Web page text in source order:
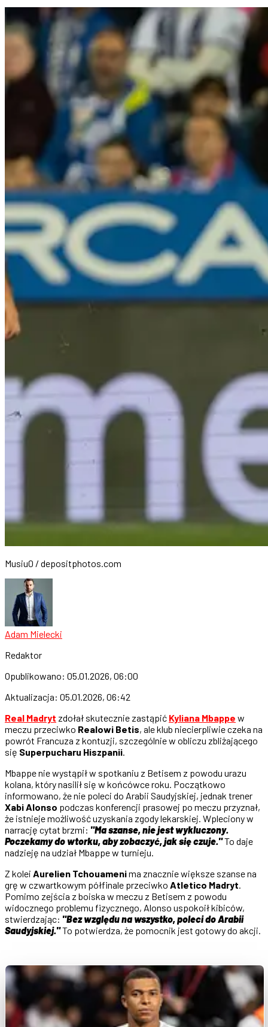
Musiu0 / depositphotos.com
Adam Mielecki
Redaktor
Opublikowano: 05.01.2026, 06:00
Aktualizacja: 05.01.2026, 06:42
Real Madryt zdołał skutecznie zastąpić Kyliana Mbappe w
meczu przeciwko Realowi Betis, ale klub niecierpliwie czeka na
powrót Francuza z kontuzji, szczególnie w obliczu zbliżającego
się Superpucharu Hiszpanii.
Mbappe nie wystąpił w spotkaniu z Betisem z powodu urazu
kolana, który nasilił się w końcówce roku. Początkowo
informowano, że nie poleci do Arabii Saudyjskiej, jednak trener
Xabi Alonso podczas konferencji prasowej po meczu przyznał,
że istnieje możliwość uzyskania zgody lekarskiej. Wpleciony w
narrację cytat brzmi: "Ma szanse, nie jest wykluczony.
Poczekamy do wtorku, aby zobaczyć, jak się czuje."To daje
nadzieję na udział Mbappe w turnieju.
Z kolei Aurelien Tchouamenima znacznie większe szanse na
grę w czwartkowym półfinale przeciwko Atletico Madryt.
Pomimo zejścia z boiska w meczu z Betisem z powodu
widocznego problemu fizycznego, Alonso uspokoił kibiców,
stwierdzając: "Bez względu na wszystko, poleci do Arabii
Saudyjskiej."To potwierdza, że pomocnik jest gotowy do akcji.